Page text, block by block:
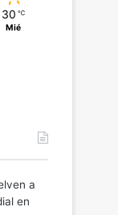
30 ℃
Mié
a
en